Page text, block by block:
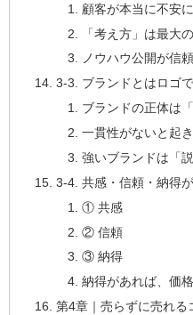
顧客が本当に不安
「考え方」は最大
ノウハウ公開が信
3-3. ブランドとはロゴ
ブランドの正体は
一貫性がないと起
強いブランドは「
3-4. 共感・信頼・納得
① 共感
② 信頼
③ 納得
納得があれば、価
第4章｜売らずに売れる